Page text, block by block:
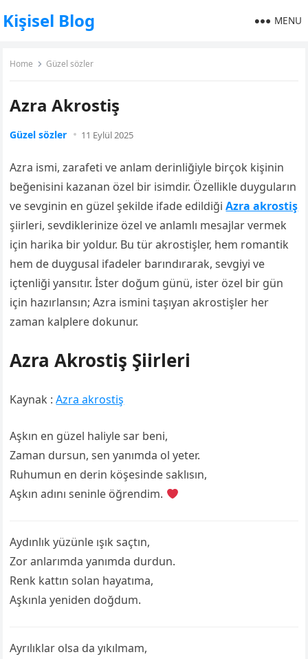
Kişisel Blog MENU
Home Güzel sözler
Azra Akrostiş
Güzel sözler 11 Eylül 2025
Azra ismi, zarafeti ve anlam derinliğiyle birçok kişinin
beğenisini kazanan özel bir isimdir. Özellikle duyguların
ve sevginin en güzel şekilde ifade edildiğiAzra akrostiş
şiirleri, sevdiklerinize özel ve anlamlı mesajlar vermek
için harika bir yoldur. Bu tür akrostişler, hem romantik
hem de duygusal ifadeler barındırarak, sevgiyi ve
içtenliği yansıtır. İster doğum günü, ister özel bir gün
için hazırlansın; Azra ismini taşıyan akrostişler her
zaman kalplere dokunur.
Azra Akrostiş Şiirleri
Kaynak :Azra akrostiş
Aşkın en güzel haliyle sar beni,
Zaman dursun, sen yanımda ol yeter.
Ruhumun en derin köşesinde saklısın,
Aşkın adını seninle öğrendim.
Aydınlık yüzünle ışık saçtın,
Zor anlarımda yanımda durdun.
Renk kattın solan hayatıma,
Aşkınla yeniden doğdum.
Ayrılıklar olsa da yıkılmam,